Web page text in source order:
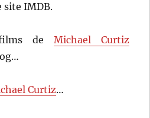
site IMDB.
de Michael Curtiz
Curtiz…